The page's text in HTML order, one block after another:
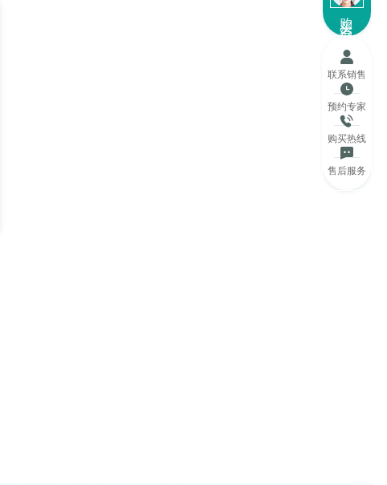
购买咨询
联系销售
预约专家
购买热线
售后服务